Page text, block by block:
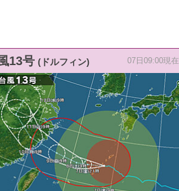
13号 (ドルフィン) 07日09:00現在